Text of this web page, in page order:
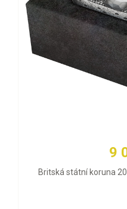
9
Britská státní koruna